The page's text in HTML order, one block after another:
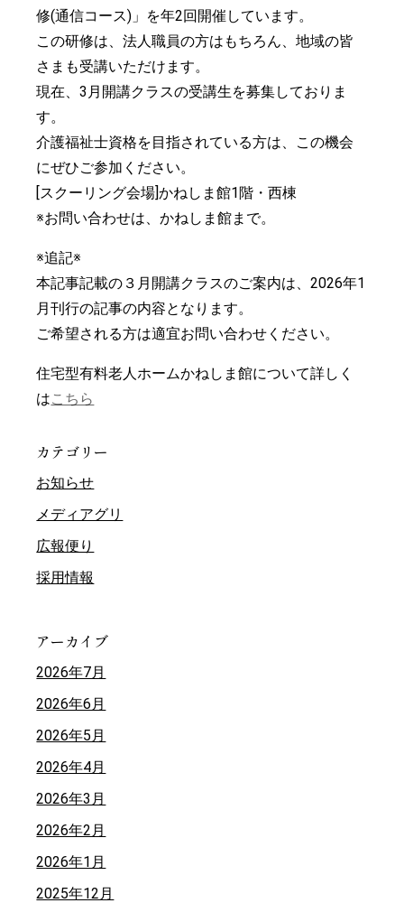
修(通信コース)」を年2回開催しています。
この研修は、法人職員の方はもちろん、地域の皆
さまも受講いただけます。
現在、3月開講クラスの受講生を募集しておりま
す。
介護福祉士資格を目指されている方は、この機会
にぜひご参加ください。
[スクーリング会場]かねしま館1階・西棟
※お問い合わせは、かねしま館まで。
※追記※
本記事記載の３月開講クラスのご案内は、2026年1
月刊行の記事の内容となります。
ご希望される方は適宜お問い合わせください。
住宅型有料老人ホームかねしま館について詳しく
はこちら
カテゴリー
お知らせ
メディアグリ
広報便り
採用情報
アーカイブ
2026年7月
2026年6月
2026年5月
2026年4月
2026年3月
2026年2月
2026年1月
2025年12月